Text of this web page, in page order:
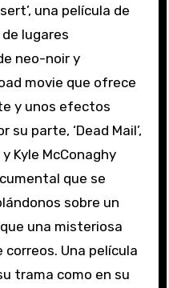
una película de
lugares
neo-noir y
movie que ofrece
y unos efectos
parte, ‘Dead Mail’,
Kyle McConaghy
que se
sobre un
una misteriosa
Una película
trama como en su